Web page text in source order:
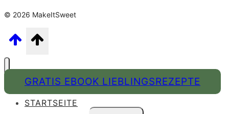
© 2026 MakeItSweet
GRATIS EBOOK LIEBLINGSREZEPTE
STARTSEITE